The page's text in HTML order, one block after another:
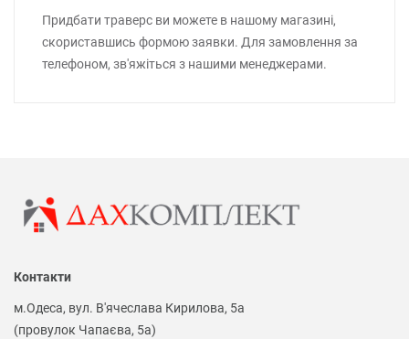
Придбати траверс ви можете в нашому магазині,
скориставшись формою заявки. Для замовлення за
телефоном, зв'яжіться з нашими менеджерами.
Контакти
м.Одеса, вул. В'ячеслава Кирилова, 5а
(провулок Чапаєва, 5а)